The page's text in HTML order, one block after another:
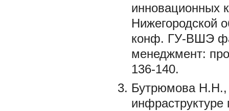
инновационных
Нижегородской
конф. ГУ-ВШЭ
менеджмент:
136-140.
Бутрюмова Н.Н.,
инфраструктуре